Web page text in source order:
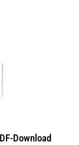
Download